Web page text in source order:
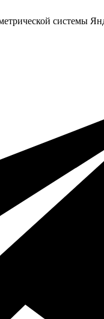
системы